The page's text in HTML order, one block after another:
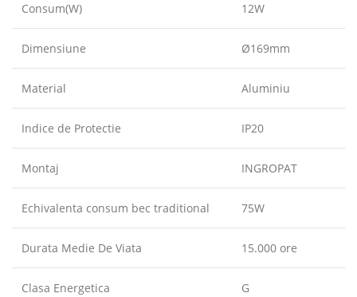
Consum(W) 12W
Dimensiune Ø169mm
Material Aluminiu
Indice de Protectie IP20
Montaj INGROPAT
Echivalenta consum bec traditional 75W
Durata Medie De Viata 15.000 ore
Clasa Energetica G